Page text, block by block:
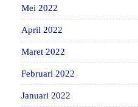
Mei 2022
April 2022
Maret 2022
Februari 2022
Januari 2022